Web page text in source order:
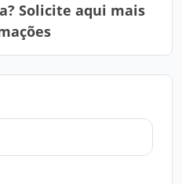
Solicite aqui mais